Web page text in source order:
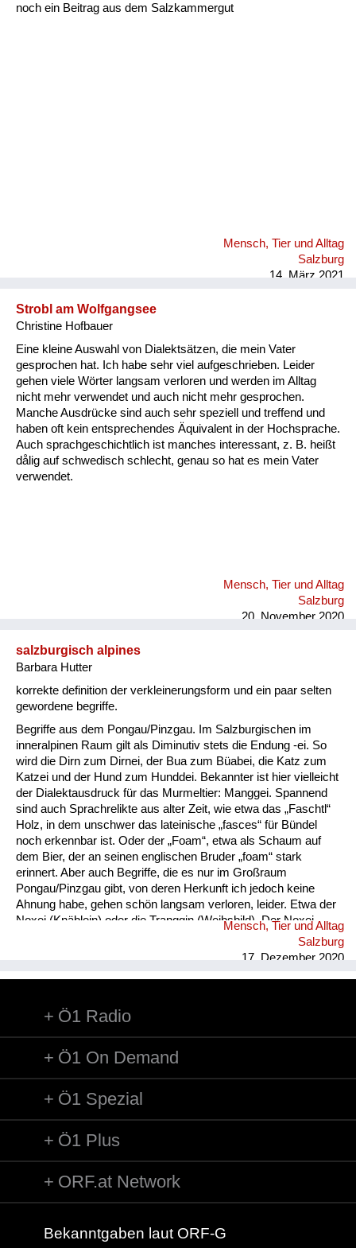
noch ein Beitrag aus dem Salzkammergut
Mensch, Tier und Alltag
Salzburg
14. März 2021
Strobl am Wolfgangsee
Christine Hofbauer
Eine kleine Auswahl von Dialektsätzen, die mein Vater
gesprochen hat. Ich habe sehr viel aufgeschrieben. Leider
gehen viele Wörter langsam verloren und werden im Alltag
nicht mehr verwendet und auch nicht mehr gesprochen.
Manche Ausdrücke sind auch sehr speziell und treffend und
haben oft kein entsprechendes Äquivalent in der Hochsprache.
Auch sprachgeschichtlich ist manches interessant, z. B. heißt
dålig auf schwedisch schlecht, genau so hat es mein Vater
verwendet.
Mensch, Tier und Alltag
Salzburg
20. November 2020
salzburgisch alpines
Barbara Hutter
korrekte definition der verkleinerungsform und ein paar selten
gewordene begriffe.
Begriffe aus dem Pongau/Pinzgau. Im Salzburgischen im
inneralpinen Raum gilt als Diminutiv stets die Endung -ei. So
wird die Dirn zum Dirnei, der Bua zum Büabei, die Katz zum
Katzei und der Hund zum Hunddei. Bekannter ist hier vielleicht
der Dialektausdruck für das Murmeltier: Manggei. Spannend
sind auch Sprachrelikte aus alter Zeit, wie etwa das „Faschtl“
Holz, in dem unschwer das lateinische „fasces“ für Bündel
noch erkennbar ist. Oder der „Foam“, etwa als Schaum auf
dem Bier, der an seinen englischen Bruder „foam“ stark
erinnert. Aber auch Begriffe, die es nur im Großraum
Pongau/Pinzgau gibt, von deren Herkunft ich jedoch keine
Ahnung habe, gehen schön langsam verloren, leider. Etwa der
Noxei (Knäblein) oder die Tranggin (Weibsbild). Der Noxei
kann dabei „kasig“ sein, also herzig, die Tranggin durchaus
Mensch, Tier und Alltag
Salzburg
17. Dezember 2020
Ö1 Radio
Ö1 On Demand
Ö1 Spezial
Ö1 Plus
ORF.at Network
Bekanntgaben laut ORF-G